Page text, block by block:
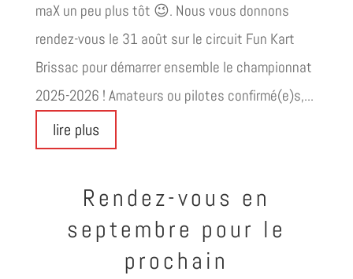
maX un peu plus tôt 😉. Nous vous donnons
rendez-vous le 31 août sur le circuit Fun Kart
Brissac pour démarrer ensemble le championnat
2025-2026 ! Amateurs ou pilotes confirmé(e)s,...
lire plus
Rendez-vous en
septembre pour le
prochain